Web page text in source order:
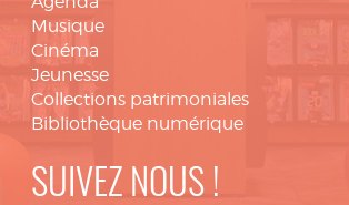
Musique
Cinéma
Jeunesse
Collections patrimoniales
Bibliothèque numérique
SUIVEZ NOUS !